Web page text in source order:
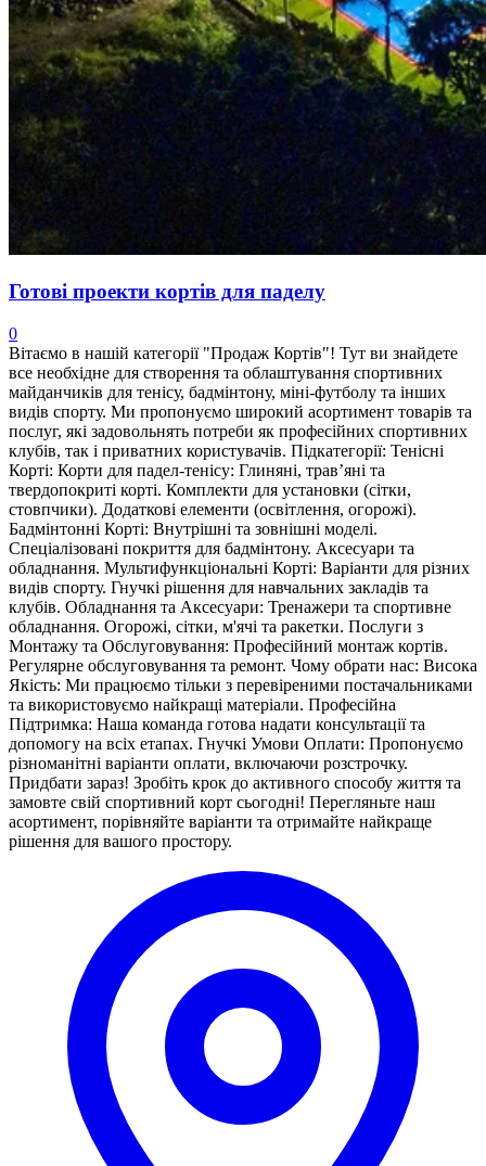
Готові проекти кортів для паделу
0
Вітаємо в нашій категорії "Продаж Кортів"! Тут ви знайдете
все необхідне для створення та облаштування спортивних
майданчиків для тенісу, бадмінтону, міні-футболу та інших
видів спорту. Ми пропонуємо широкий асортимент товарів та
послуг, які задовольнять потреби як професійних спортивних
клубів, так і приватних користувачів. Підкатегорії: Тенісні
Корті: Корти для падел-тенісу: Глиняні, трав’яні та
твердопокриті корті. Комплекти для установки (сітки,
стовпчики). Додаткові елементи (освітлення, огорожі).
Бадмінтонні Корті: Внутрішні та зовнішні моделі.
Спеціалізовані покриття для бадмінтону. Аксесуари та
обладнання. Мультифункціональні Корті: Варіанти для різних
видів спорту. Гнучкі рішення для навчальних закладів та
клубів. Обладнання та Аксесуари: Тренажери та спортивне
обладнання. Огорожі, сітки, м'ячі та ракетки. Послуги з
Монтажу та Обслуговування: Професійний монтаж кортів.
Регулярне обслуговування та ремонт. Чому обрати нас: Висока
Якість: Ми працюємо тільки з перевіреними постачальниками
та використовуємо найкращі матеріали. Професійна
Підтримка: Наша команда готова надати консультації та
допомогу на всіх етапах. Гнучкі Умови Оплати: Пропонуємо
різноманітні варіанти оплати, включаючи розстрочку.
Придбати зараз! Зробіть крок до активного способу життя та
замовте свій спортивний корт сьогодні! Перегляньте наш
асортимент, порівняйте варіанти та отримайте найкраще
рішення для вашого простору.